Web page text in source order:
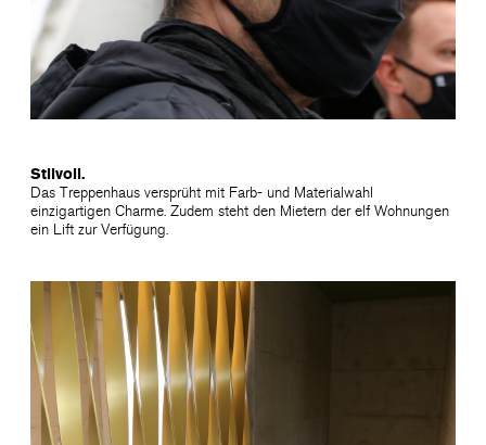
Stilvoll.
Das Treppenhaus versprüht mit Farb- und Materialwahl
einzigartigen Charme. Zudem steht den Mietern der elf Wohnungen
ein Lift zur Verfügung.